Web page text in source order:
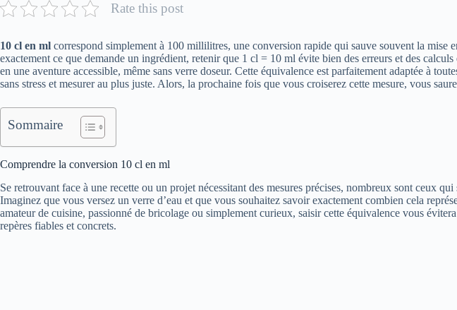
Rate this post
10 cl en ml correspond simplement à 100 millilitres, une conversion rapide qui sauve souvent la mise
exactement ce que demande un ingrédient, retenir que 1 cl = 10 ml évite bien des erreurs et des
en une aventure accessible, même sans verre doseur. Cette équivalence est parfaitement adaptée à
sans stress et mesurer au plus juste. Alors, la prochaine fois que vous croiserez cette mesure, vous
Sommaire
Comprendre la conversion 10 cl en ml
Se retrouvant face à une recette ou un projet nécessitant des mesures précises, nombreux sont ceux
Imaginez que vous versez un verre d’eau et que vous souhaitez savoir exactement combien cela
amateur de cuisine, passionné de bricolage ou simplement curieux, saisir cette équivalence vous
repères fiables et concrets.